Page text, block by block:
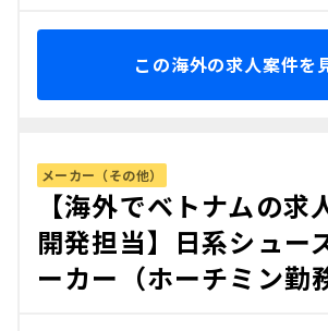
この海外の求人案件を
メーカー（その他）
【海外でベトナムの求
開発担当】日系シュー
ーカー（ホーチミン勤